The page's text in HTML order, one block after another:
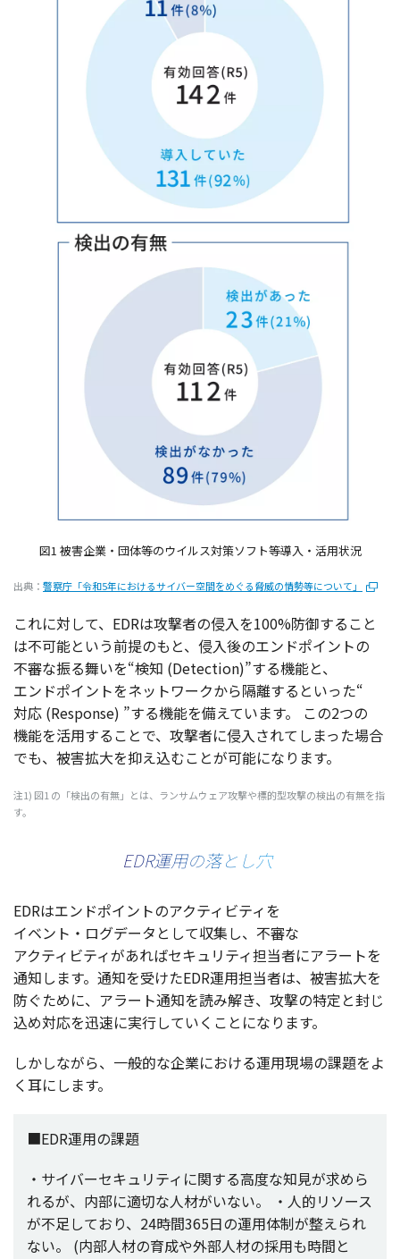
図1 被害企業・団体等のウイルス対策ソフト等導入・活用状況
出典： 警察庁「令和5年におけるサイバー空間をめぐる脅威の情勢等について」
これに対して、EDRは攻撃者の侵入を100%防御すること
は不可能という前提のもと、 侵入後のエンドポイントの
不審な振る舞いを“検知 (Detection)”する機能と、
エンドポイントをネットワークから隔離するといった“
対応 (Response) ”する機能を備えています。
この2つの
機能を活用することで、 攻撃者に侵入されてしまった場合
でも、 被害拡大を抑え込むことが可能になります。
注1) 図1 の「検出の有無」とは、 ランサムウェア攻撃や標的型攻撃の検出の有無を指
す。
EDR運用の落とし穴
EDRはエンドポイントのアクティビティを
イベント・ログデータ として収集し、 不審な
アクティビティがあればセキュリティ担当者にアラートを
通知します。 通知を受けたEDR運用担当者は、 被害拡大を
防ぐために、 アラート通知を読み解き、 攻撃の特定と封じ
込め対応を迅速に実行していくことになります。
しかしながら、 一般的な企業における運用現場の課題をよ
く耳にします。
■EDR運用の課題
・サイバーセキュリティ に関する高度な知見が求めら
れるが、 内部に適切な人材がいない。 ・ 人的リソース
が不足しており、24時間365日の運用体制が整えられ
ない。
(内部人材の育成や外部人材の採用も時間と